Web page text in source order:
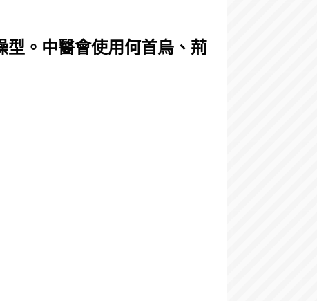
型。中醫會使用何首烏、荊